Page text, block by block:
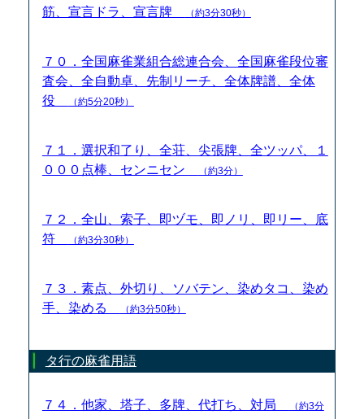
筋、宣言ドラ、宣言牌
（約3分30秒）
７０．全国麻雀業組合総連合会、全国麻雀段位審
査会、全自動卓、先制リーチ、全体牌譜、全体
役
（約5分20秒）
７１．選択和了り、全荘、尖張牌、全ツッパ、１
０００点棒、センニセン
（約3分）
７２．全山、索子、即ヅモ、即ノリ、即リー、底
符
（約3分30秒）
７３．素点、外切り、ソバテン、染めタコ、染め
手、染める
（約3分50秒）
タ行の麻雀用語
７４．他家、塔子、多牌、代打ち、対局
（約3分